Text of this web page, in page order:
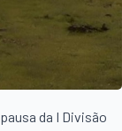
da I Divisão